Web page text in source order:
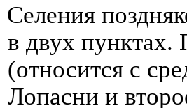
Селения
в двух пунктах.
(относится с
Лопасни и